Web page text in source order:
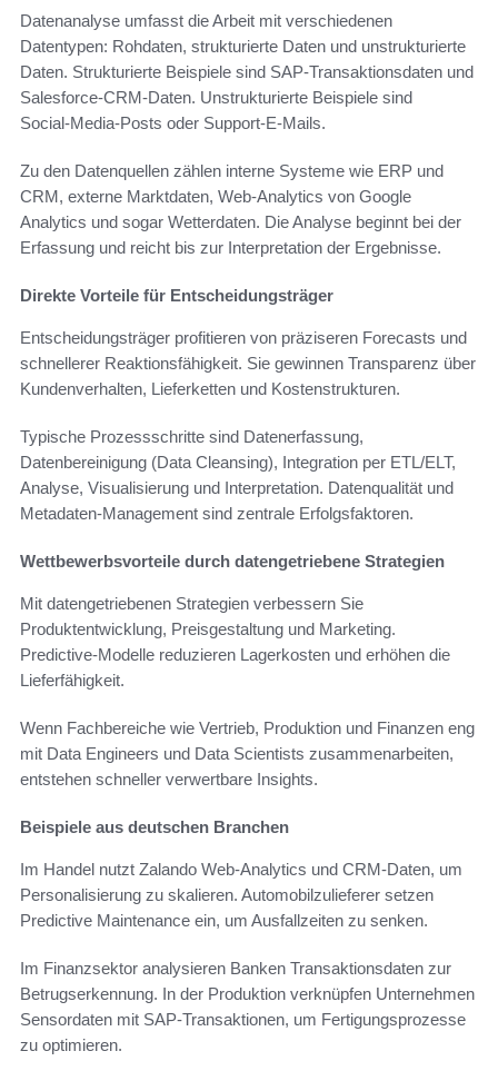
Datenanalyse umfasst die Arbeit mit verschiedenen
Datentypen: Rohdaten, strukturierte Daten und unstrukturierte
Daten. Strukturierte Beispiele sind SAP-Transaktionsdaten und
Salesforce-CRM-Daten. Unstrukturierte Beispiele sind
Social‑Media‑Posts oder Support‑E‑Mails.
Zu den Datenquellen zählen interne Systeme wie ERP und
CRM, externe Marktdaten, Web‑Analytics von Google
Analytics und sogar Wetterdaten. Die Analyse beginnt bei der
Erfassung und reicht bis zur Interpretation der Ergebnisse.
Direkte Vorteile für Entscheidungsträger
Entscheidungsträger profitieren von präziseren Forecasts und
schnellerer Reaktionsfähigkeit. Sie gewinnen Transparenz über
Kundenverhalten, Lieferketten und Kostenstrukturen.
Typische Prozessschritte sind Datenerfassung,
Datenbereinigung (Data Cleansing), Integration per ETL/ELT,
Analyse, Visualisierung und Interpretation. Datenqualität und
Metadaten‑Management sind zentrale Erfolgsfaktoren.
Wettbewerbsvorteile durch datengetriebene Strategien
Mit datengetriebenen Strategien verbessern Sie
Produktentwicklung, Preisgestaltung und Marketing.
Predictive‑Modelle reduzieren Lagerkosten und erhöhen die
Lieferfähigkeit.
Wenn Fachbereiche wie Vertrieb, Produktion und Finanzen eng
mit Data Engineers und Data Scientists zusammenarbeiten,
entstehen schneller verwertbare Insights.
Beispiele aus deutschen Branchen
Im Handel nutzt Zalando Web‑Analytics und CRM‑Daten, um
Personalisierung zu skalieren. Automobilzulieferer setzen
Predictive Maintenance ein, um Ausfallzeiten zu senken.
Im Finanzsektor analysieren Banken Transaktionsdaten zur
Betrugserkennung. In der Produktion verknüpfen Unternehmen
Sensordaten mit SAP‑Transaktionen, um Fertigungsprozesse
zu optimieren.